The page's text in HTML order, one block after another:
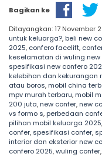
Bagikan ke
Ditayangkan: 17 November
untuk keluarga?,beli new
2025, confero facelift,
keselamatan di wuling new
spesifikasi new confero
kelebihan dan kekurangan
atau boros,mobil china
mpv murah terbaru,mobil
200 juta,new confer,new
vs formo s,perbedaan
pilihan mobil keluarga 2025,
confer, spesifikasi confer,
interior dan eksterior new
confero 2025,wuling confer,